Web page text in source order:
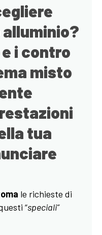
i contro
misto
tua
le richieste di
“speciali”